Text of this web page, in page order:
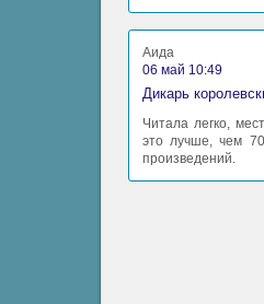
Аида
06 май 10:49
Читала легко,
это лучше, чем
произведений.